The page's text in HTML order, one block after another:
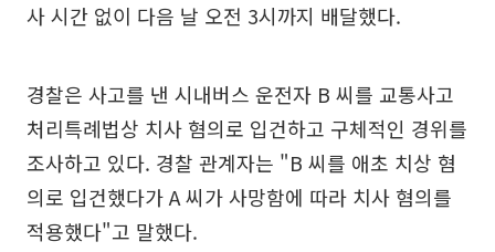
사 시간 없이 다음 날 오전 3시까지 배달했다.
경찰은 사고를 낸 시내버스 운전자 B 씨를 교통사고
처리특례법상 치사 혐의로 입건하고 구체적인 경위를
조사하고 있다. 경찰 관계자는 "B 씨를 애초 치상 혐
의로 입건했다가 A 씨가 사망함에 따라 치사 혐의를
적용했다"고 말했다.